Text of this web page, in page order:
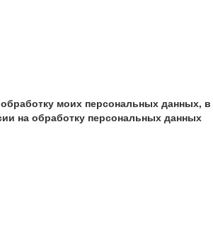
моих персональных
на обработку персональных данных